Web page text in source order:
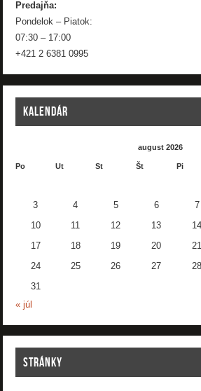
Predajňa:
Pondelok – Piatok:
07:30 – 17:00
+421 2 6381 0995
KALENDÁR
august 2026
Po Ut St Št Pi
3 4 5 6 7
10 11 12 13 14
17 18 19 20 21
24 25 26 27 28
31
« júl
STRÁNKY